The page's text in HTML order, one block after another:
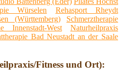
Würselen
Rehasport Rheydt
(Württemberg)
Schmerztherapie
Innenstadt-West
Naturheilpraxis
Bad Neustadt an der Saale
Fitness und Ort):